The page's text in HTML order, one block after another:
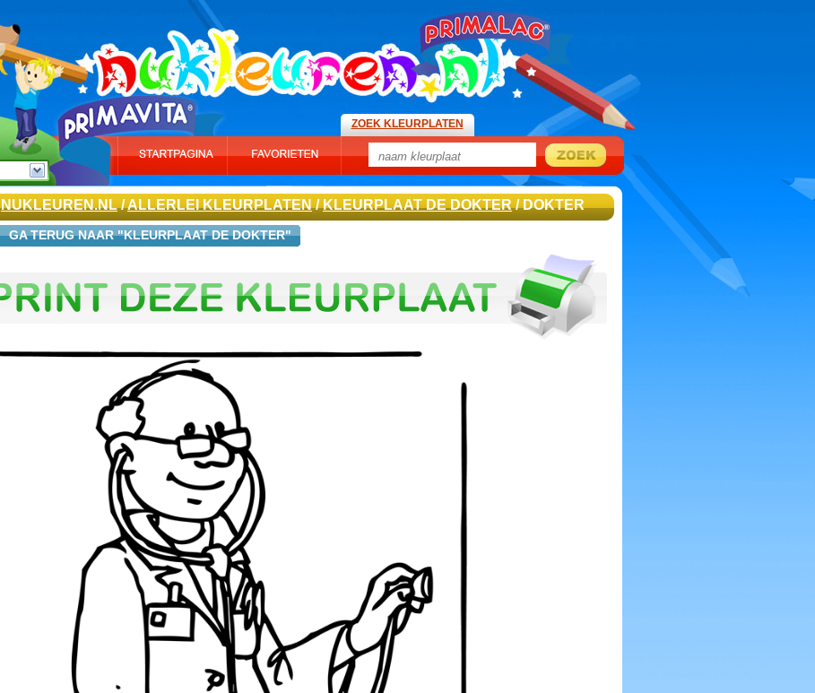
ZOEK KLEURPLATEN
NUKLEUREN.NL/ALLERLEI KLEURPLATEN/KLEURPLAAT DE DOKTER/ DOKTER
GA TERUG NAAR "KLEURPLAAT DE DOKTER"